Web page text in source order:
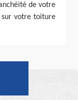
de votre
votre toiture